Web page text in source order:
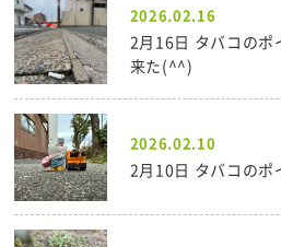
2026.02.16
2月16日 タバコのポ
来た(^^)
2026.02.10
2月10日 タバコのポ